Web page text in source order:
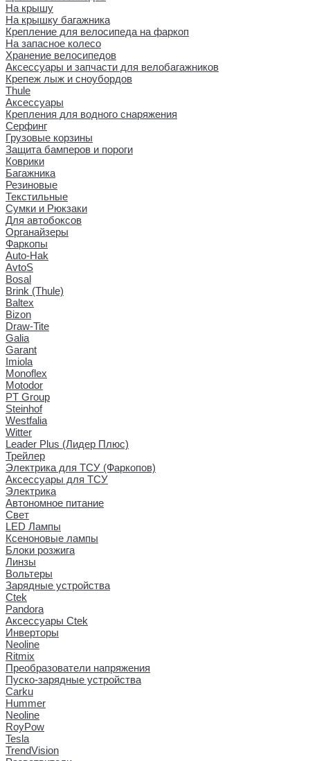
На крышу
На крышку багажника
Крепление для велосипеда на фаркоп
На запасное колесо
Хранение велосипедов
Аксессуары и запчасти для велобагажников
Крепеж лыж и сноубордов
Thule
Аксессуары
Крепления для водного снаряжения
Серфинг
Грузовые корзины
Защита бамперов и пороги
Коврики
Багажника
Резиновые
Текстильные
Сумки и Рюкзаки
Для автобоксов
Органайзеры
Фаркопы
Auto-Hak
AvtoS
Bosal
Brink (Thule)
Baltex
Bizon
Draw-Tite
Galia
Garant
Imiola
Monoflex
Motodor
PT Group
Steinhof
Westfalia
Witter
Leader Plus (Лидер Плюс)
Трейлер
Электрика для ТСУ (Фаркопов)
Аксессуары для ТСУ
Электрика
Автономное питание
Свет
LED Лампы
Ксеноновые лампы
Блоки розжига
Линзы
Вольтеры
Зарядные устройства
Ctek
Pandora
Аксессуары Ctek
Инверторы
Neoline
Ritmix
Преобразователи напряжения
Пуско-зарядные устройства
Carku
Hummer
Neoline
RoyPow
Tesla
TrendVision